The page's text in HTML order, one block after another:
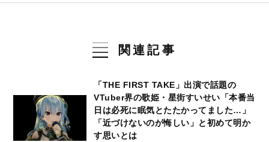
関連記事
「THE FIRST TAKE」出演で話題の
VTuber界の歌姫・星街すいせい「本番当
日は必死に眠気とたたかってました…」
「近づけないのが悔しい」と初めて明か
す思いとは